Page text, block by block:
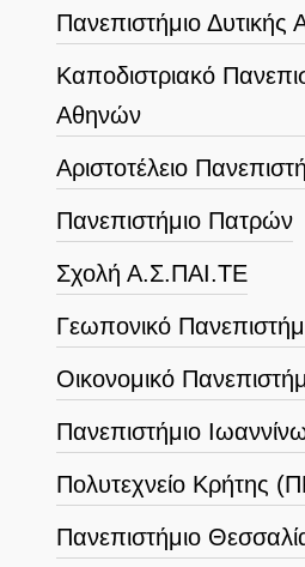
Πανεπιστήμιο Δυτικής
Καποδιστριακό
Αθηνών
Αριστοτέλειο
Πανεπιστήμιο Πατρών
Σχολή Α.Σ.ΠΑΙ.ΤΕ
Γεωπονικό
Οικονομικό
Πανεπιστήμιο
Πολυτεχνείο Κρήτης
Πανεπιστήμιο